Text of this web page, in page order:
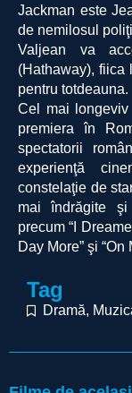
Jackman este
de nemilosul
Valjean va
(Hathaway), fiica
pentru totdeauna.
Cel mai
premiera în
spectatorii
experienţă
constelaţie de
mai îndrăgite
precum “I
Day More” şi “On
Tag
Dramă,